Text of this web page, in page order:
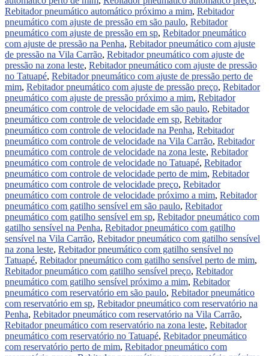
Rebitador pneumático automático próximo a mim, Rebitador
pneumático com ajuste de pressão em são paulo, Rebitador
pneumático com ajuste de pressão em sp, Rebitador pneumático
com ajuste de pressão na Penha, Rebitador pneumático com ajuste
de pressão na Vila Carrão, Rebitador pneumático com ajuste de
pressão na zona leste, Rebitador pneumático com ajuste de pressão
no Tatuapé, Rebitador pneumático com ajuste de pressão perto de
mim, Rebitador pneumático com ajuste de pressão preço, Rebitador
pneumático com ajuste de pressão próximo a mim, Rebitador
pneumático com controle de velocidade em são paulo, Rebitador
pneumático com controle de velocidade em sp, Rebitador
pneumático com controle de velocidade na Penha, Rebitador
pneumático com controle de velocidade na Vila Carrão, Rebitador
pneumático com controle de velocidade na zona leste, Rebitador
pneumático com controle de velocidade no Tatuapé, Rebitador
pneumático com controle de velocidade perto de mim, Rebitador
pneumático com controle de velocidade preço, Rebitador
pneumático com controle de velocidade próximo a mim, Rebitador
pneumático com gatilho sensível em são paulo, Rebitador
pneumático com gatilho sensível em sp, Rebitador pneumático com
gatilho sensível na Penha, Rebitador pneumático com gatilho
sensível na Vila Carrão, Rebitador pneumático com gatilho sensível
na zona leste, Rebitador pneumático com gatilho sensível no
Tatuapé, Rebitador pneumático com gatilho sensível perto de mim,
Rebitador pneumático com gatilho sensível preço, Rebitador
pneumático com gatilho sensível próximo a mim, Rebitador
pneumático com reservatório em são paulo, Rebitador pneumático
com reservatório em sp, Rebitador pneumático com reservatório na
Penha, Rebitador pneumático com reservatório na Vila Carrão,
Rebitador pneumático com reservatório na zona leste, Rebitador
pneumático com reservatório no Tatuapé, Rebitador pneumático
com reservatório perto de mim, Rebitador pneumático com